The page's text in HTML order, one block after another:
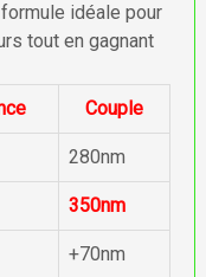
idéale pour
tout en gagnant
Couple
280nm
350nm
+70nm